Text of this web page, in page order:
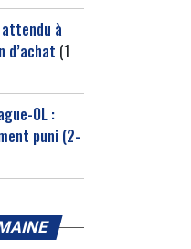
attendu à
d’achat (1
OL :
puni (2-